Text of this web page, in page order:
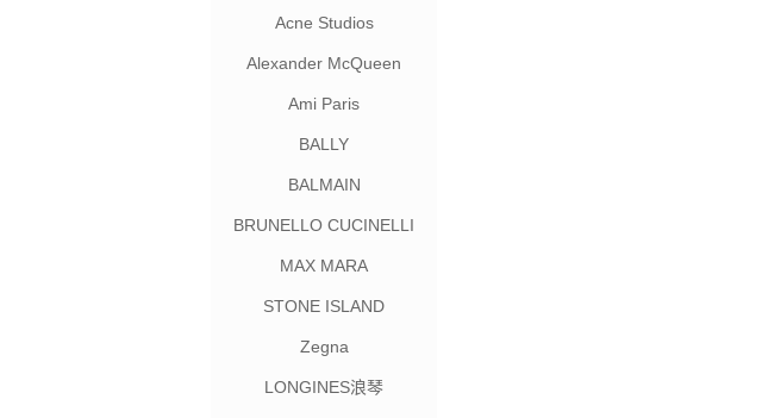
Acne Studios
Alexander McQueen
Ami Paris
BALLY
BALMAIN
BRUNELLO CUCINELLI
MAX MARA
STONE ISLAND
Zegna
LONGINES浪琴